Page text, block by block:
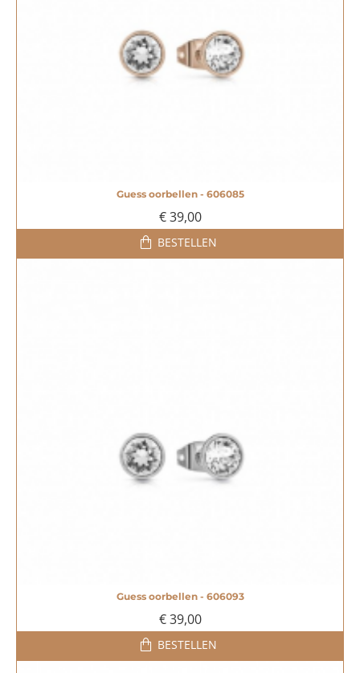
Guess oorbellen - 606085
€ 39,00
BESTELLEN
Guess oorbellen - 606093
€ 39,00
BESTELLEN